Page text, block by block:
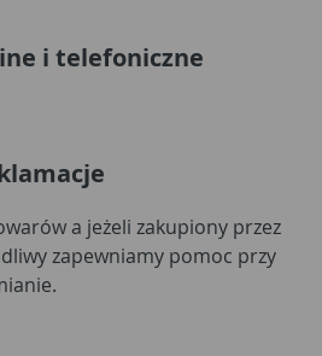
i telefoniczne
a jeżeli zakupiony przez
zapewniamy pomoc przy